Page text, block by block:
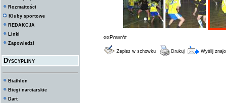
Rozmaitości
Kluby sportowe
REDAKCJA
Linki
Zapowiedzi
Dyscypliny
Biathlon
Biegi narciarskie
Dart
««Powrót
Zapisz w schowku Drukuj Wyślij